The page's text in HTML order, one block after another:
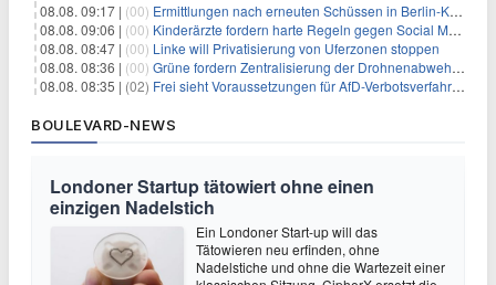
08.08. 09:17 | (00) Ermittlungen nach erneuten Schüssen in Berlin-Kreuzberg dauern an
08.08. 09:06 | (00) Kinderärzte fordern harte Regeln gegen Social Media
08.08. 08:47 | (00) Linke will Privatisierung von Uferzonen stoppen
08.08. 08:36 | (00) Grüne fordern Zentralisierung der Drohnenabwehr bei Bundespolizei
08.08. 08:35 | (02) Frei sieht Voraussetzungen für AfD-Verbotsverfahren nicht gegeben
BOULEVARD-NEWS
Londoner Startup tätowiert ohne einen
einzigen Nadelstich
Ein Londoner Start-up will das
Tätowieren neu erfinden, ohne
Nadelstiche und ohne die Wartezeit einer